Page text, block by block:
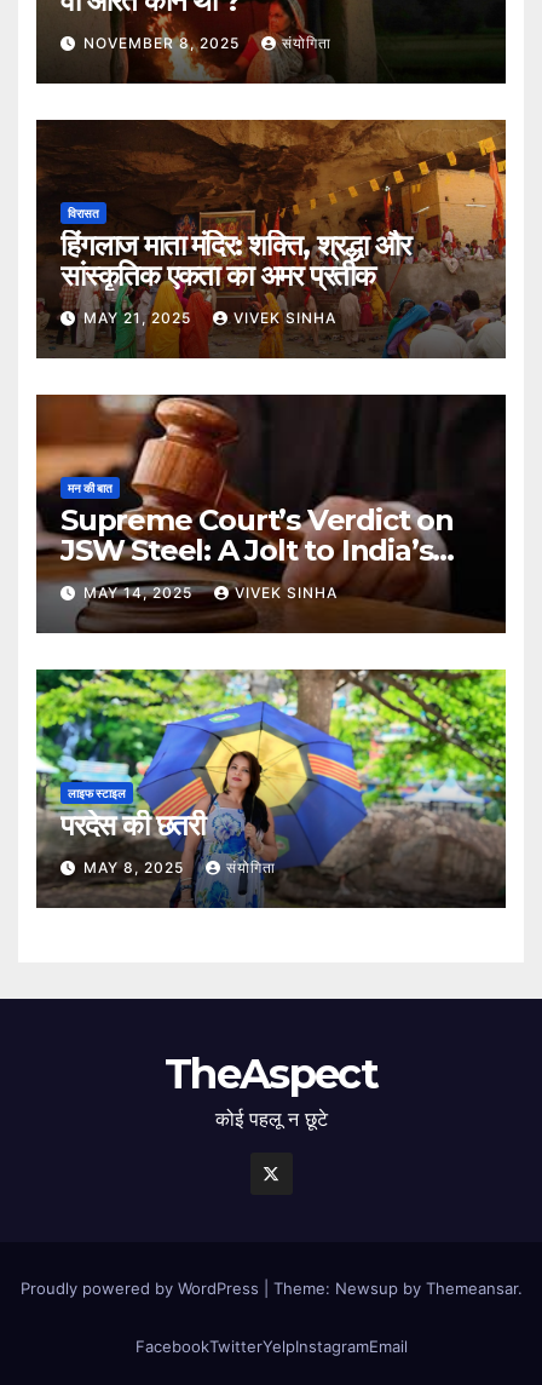
NOVEMBER 8, 2025 संयोगिता
विरासत
हिंगलाज माता मंदिर: शक्ति, श्रद्धा और
सांस्कृतिक एकता का अमर प्रतीक
MAY 21, 2025 VIVEK SINHA
मन की बात
Supreme Court’s Verdict on
JSW Steel: A Jolt to India’s
Insolvency Framework
MAY 14, 2025 VIVEK SINHA
लाइफ स्टाइल
परदेस की छतरी
MAY 8, 2025 संयोगिता
TheAspect
कोई पहलू न छूटे
Proudly powered by WordPress Theme: Newsup by Themeansar.
FacebookTwitterYelpInstagramEmail